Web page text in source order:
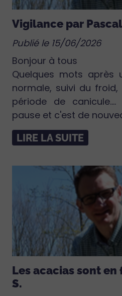
Vigilance par Pascal
Publié le 15/06/2026
Bonjour à tous
Quelques mots après
normale, suivi du
période de
pause et c'est de
LIRE LA SUITE
Les acacias sont
S.